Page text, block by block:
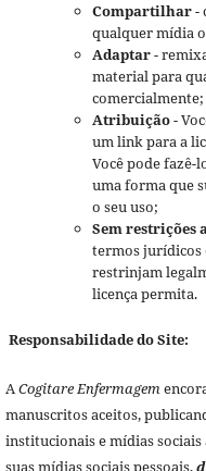
Compartilhar-
qualquer mídia
Adaptar-
material para
comercialmente;
Atribuição-
um link para a
Você pode fazê-
uma forma que
o seu uso;
Sem restrições
termos jurídicos
restrinjam
licença permita.
Responsabilidade do Site:
A Cogitare Enfermagem
manuscritos aceitos,
institucionais e mídias sociais
suas mídias sociais pessoais,